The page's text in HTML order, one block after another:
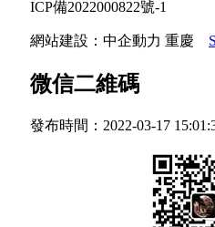
ICP備2022000822號-1
網站建設： 中企動力 重慶
微信二維碼
發布時間： 2022-03-17